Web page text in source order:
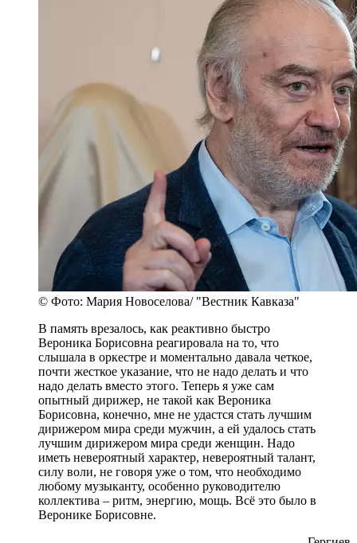
© Фото: Мария Новоселова/ "Вестник Кавказа"
В память врезалось, как реактивно быстро
Вероника Борисовна реагировала на то, что
слышала в оркестре и моментально давала четкое,
почти жесткое указание, что не надо делать и что
надо делать вместо этого. Теперь я уже сам
опытный дирижер, не такой как Вероника
Борисовна, конечно, мне не удастся стать лучшим
дирижером мира среди мужчин, а ей удалось стать
лучшим дирижером мира среди женщин. Надо
иметь невероятный характер, невероятный талант,
силу воли, не говоря уже о том, что необходимо
любому музыканту, особенно руководителю
коллектива – ритм, энергию, мощь. Всё это было в
Веронике Борисовне.